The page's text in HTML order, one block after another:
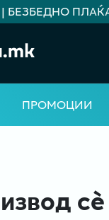
ПРОМОЦИИ